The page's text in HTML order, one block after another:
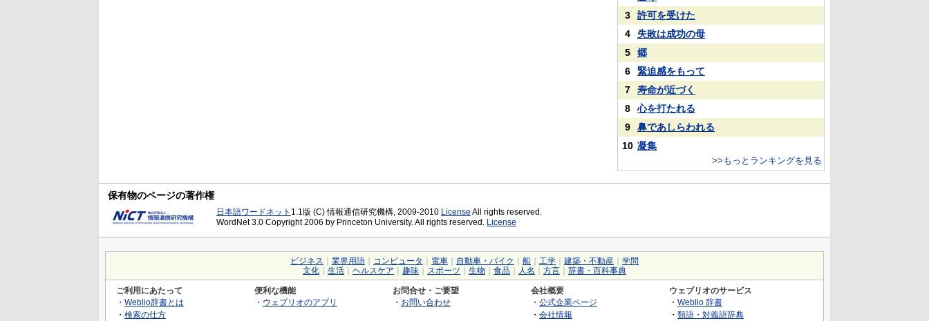
3
許可を受けた
4
失敗は成功の母
5
郷
6
緊迫感をもって
7
寿命が近づく
8
心を打たれる
9
鼻であしらわれる
10 凝集
>>もっとランキングを見る
保有物のページの著作権
日本語ワードネット 1.1版 (C) 情報通信研究機構, 2009-2010 License All rights reserved.
WordNet 3.0 Copyright 2006 by Princeton University. All rights reserved. License
ビジネス 業界用語 コンピュータ 電車 自動車・バイク 船 工学 建築・不動産
学問
文化
生活 ヘルスケア 趣味 スポーツ 生物 食品 人名 方言 辞書・百科事典
ご利用にあたって
・ Weblio辞書とは
・ 検索の仕方
便利な機能
・ ウェブリオのアプリ
お問合せ・ご要望
・ お問い合わせ
会社概要
・ 公式企業ページ
・ 会社情報
ウェブリオのサービス
・ Weblio 辞書
・ 類語・対義語辞典